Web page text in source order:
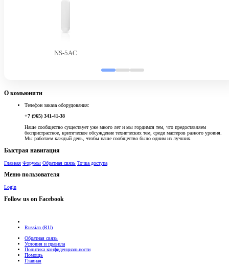
NS-5AC
О комьюнити
Телефон заказа оборудования:
+7 (965) 341-41-38
Наше сообщество существует уже много лет и мы гордимся тем, что предоставляем
беспристрастное, критическое обсуждение технических тем, среди мастеров разного уровня.
Мы работаем каждый день, чтобы наше сообщество было одним из лучших.
Быстрая навигация
Главная Форумы Обратная связь Точка доступа
Меню пользователя
Login
Follow us on Facebook
Russian (RU)
Обратная связь
Условия и правила
Политика конфиденциальности
Помощь
Главная